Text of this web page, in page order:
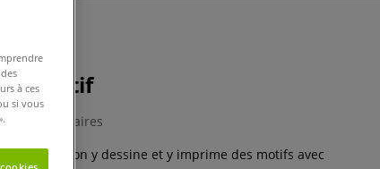
motif
0 Commentaires
pour que l’on y dessine et y imprime des motifs avec
à ces
si vous